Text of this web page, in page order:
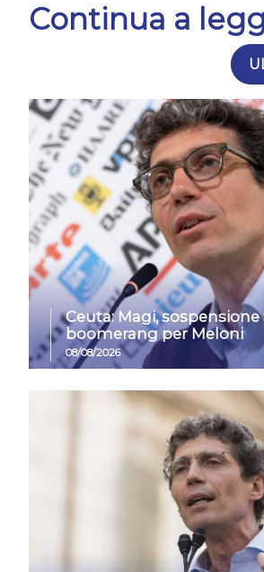
Continua a
Ceuta: Magi,
boomerang per Meloni
08/08/2026